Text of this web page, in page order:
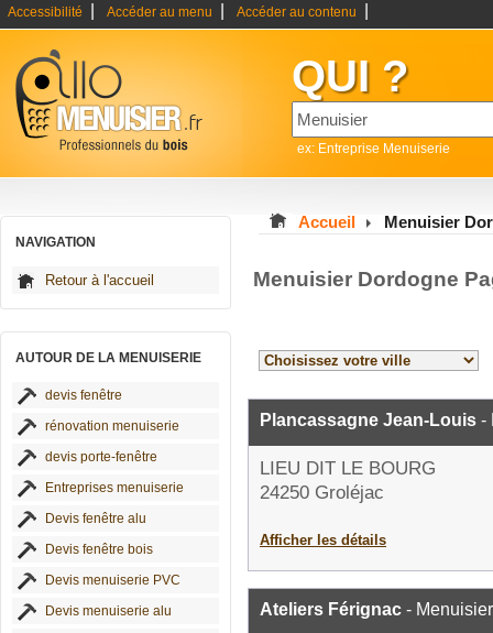
Accessibilité Accéder au menu Accéder au contenu
QUI ?
ex: Entreprise Menuiserie
NAVIGATION
Retour à l'accueil
AUTOUR DE LA MENUISERIE
devis fenêtre
rénovation menuiserie
devis porte-fenêtre
Entreprises menuiserie
Devis fenêtre alu
Devis fenêtre bois
Devis menuiserie PVC
Devis menuiserie alu
Accueil Menuisier
Menuisier Dordogne
Plancassagne Jean-Louis -
LIEU DIT LE BOURG
24250 Groléjac
Afficher les détails
Ateliers Férignac - Menuisier